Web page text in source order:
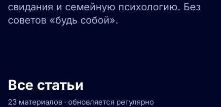
свидания и семейную психологию. Без
советов «будь собой».
Все статьи
23 материалов · обновляется регулярно